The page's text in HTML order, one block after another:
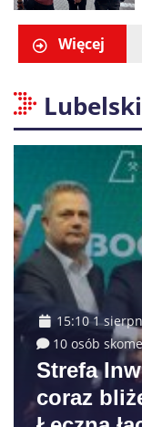
Więcej
15:10 1
10 osób
Strefa
coraz